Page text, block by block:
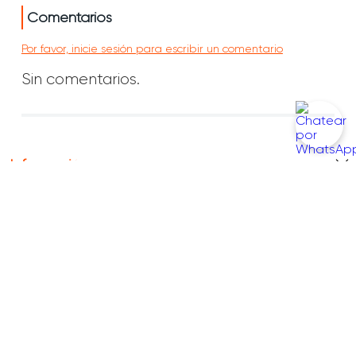
Comentarios
Por favor, inicie sesión para escribir un comentario
Sin comentarios.
Información